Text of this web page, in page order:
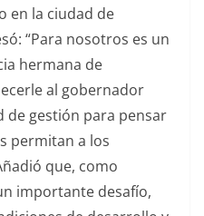
en la ciudad de
“Para nosotros es un
hermana de
al gobernador
de gestión para pensar
permitan a los
que, como
importante desafío,